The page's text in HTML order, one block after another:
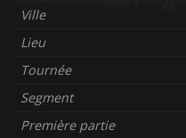
Ville
Lieu
Tournée
Segment
Première partie